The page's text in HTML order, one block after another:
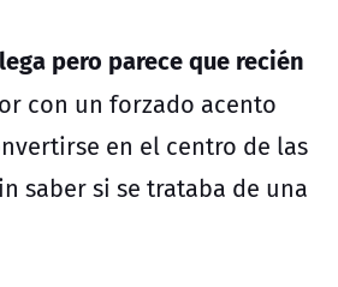
pero parece que recién
con un forzado acento
en el centro de las
saber si se trataba de una